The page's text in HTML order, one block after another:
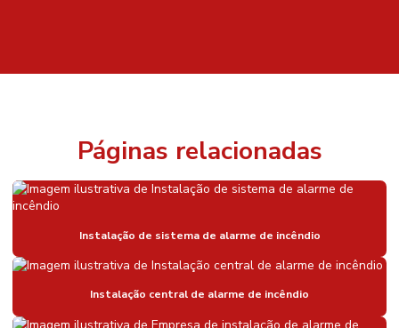
Páginas relacionadas
Instalação de sistema de alarme de incêndio
Instalação central de alarme de incêndio